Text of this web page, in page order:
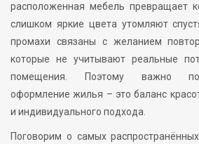
расположенная мебель превращает
слишком яркие цвета утомляют
промахи связаны с желанием
которые не учитывают реальные
помещения. Поэтому важно
оформление жилья – это баланс
и индивидуального подхода.
Поговорим о самых